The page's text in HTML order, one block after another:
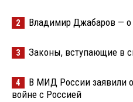
2 Владимир Джабаров —
3 Законы, вступающие в
4
В МИД России заявили
войне с Россией